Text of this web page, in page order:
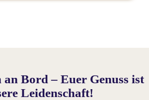
Bord – Euer Genuss ist
Leidenschaft!